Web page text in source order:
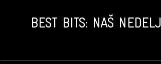
BEST BITS: NAŠ